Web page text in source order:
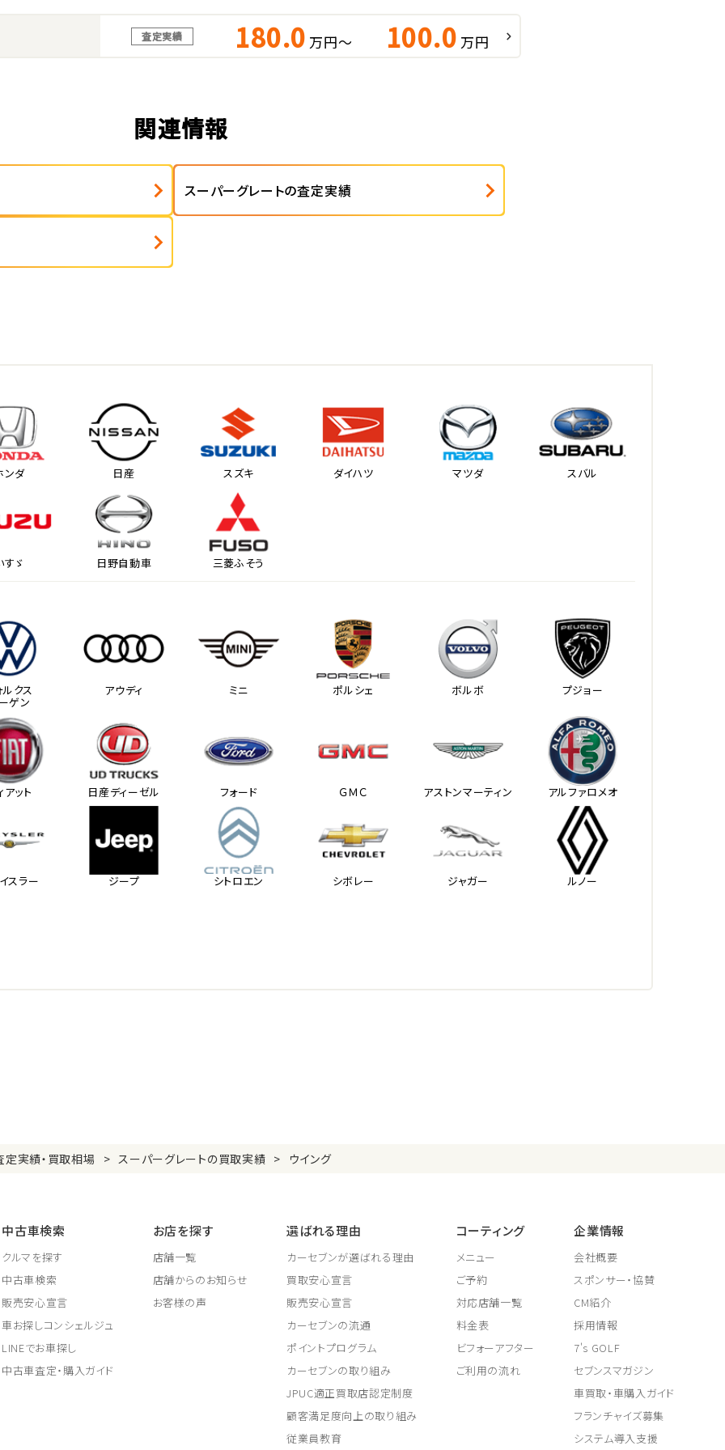
査定実績 180.0 万円～ 100.0 万円
関連情報
スーパーグレートの査定実績
ンダ 日産 スズキ ダイハツ マツダ スバル
すゞ 日野自動車 三菱ふそう
ルクス
ゲン
アウディ ミニ ポルシェ ボルボ プジョー
アット 日産ディーゼル フォード ＧＭＣ アストンマーティン アルファロメオ
スラー ジープ シトロエン シボレー ジャガー ルノー
定実績・買取相場 スーパーグレートの買取実績 ウイング
中古車検索
クルマを探す
中古車検索
販売安心宣言
車お探しコンシェルジュ
LINEでお車探し
中古車査定・購入ガイド
お店を探す
店舗一覧
店舗からのお知らせ
お客様の声
選ばれる理由
カーセブンが選ばれる理由
買取安心宣言
販売安心宣言
カーセブンの流通
ポイントプログラム
カーセブンの取り組み
JPUC適正買取店認定制度
顧客満足度向上の取り組み
従業員教育
コーティング
メニュー
ご予約
対応店舗一覧
料金表
ビフォーアフター
ご利用の流れ
企業情報
会社概要
スポンサー・協賛
CM紹介
採用情報
7's GOLF
セブンスマガジン
車買取・車購入ガイド
フランチャイズ募集
システム導入支援